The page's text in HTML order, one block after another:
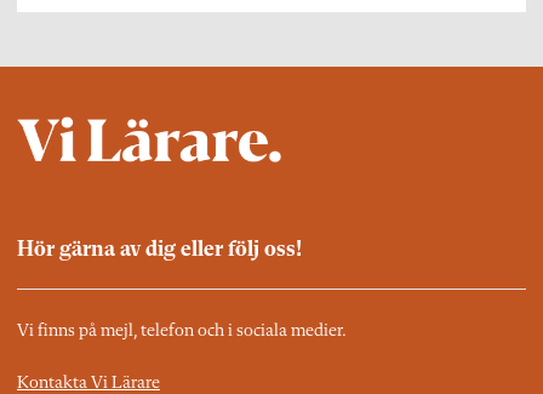
Hör gärna av dig eller följ oss!
Vi finns på mejl, telefon och i sociala medier.
Kontakta Vi Lärare